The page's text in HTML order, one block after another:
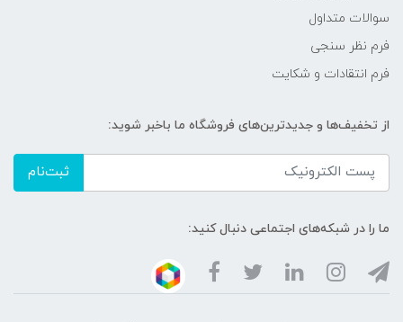
سوالات متداول
فرم نظر سنجی
فرم انتقادات و شکایت
از تخفیف‌ها و جدیدترین‌های فروشگاه ما باخبر شوید:
ثبت‌نام
ما را در شبکه‌های اجتماعی دنبال کنید: